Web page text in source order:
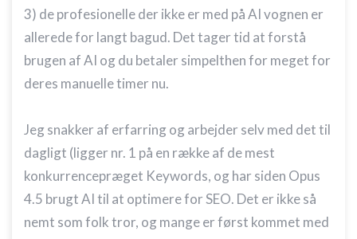
3) de profesionelle der ikke er med på AI vognen er
allerede for langt bagud. Det tager tid at forstå
brugen af AI og du betaler simpelthen for meget for
deres manuelle timer nu.
Jeg snakker af erfarring og arbejder selv med det til
dagligt (ligger nr. 1 på en række af de mest
konkurrencepræget Keywords, og har siden Opus
4.5 brugt AI til at optimere for SEO. Det er ikke så
nemt som folk tror, og mange er først kommet med